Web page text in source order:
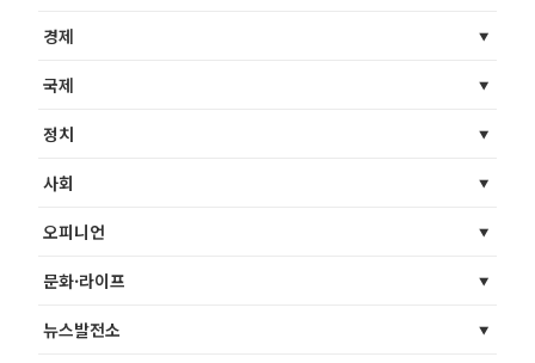
경제
국제
정치
사회
오피니언
문화·라이프
뉴스발전소